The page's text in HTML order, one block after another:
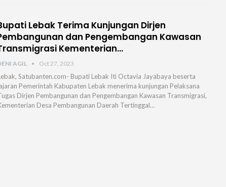
Lebak Terima Kunjungan Dirjen
dan Pengembangan Kawasan
Kementerian…
AGIL Oct 27, 2023
Satubanten.com- Bupati Lebak Iti Octavia Jayabaya beserta
Pemerintah Kabupaten Lebak menerima kunjungan Pelaksana
Dirjen Pembangunan dan Pengembangan Kawasan Transmigrasi,
Desa Pembangunan Daerah Tertinggal…